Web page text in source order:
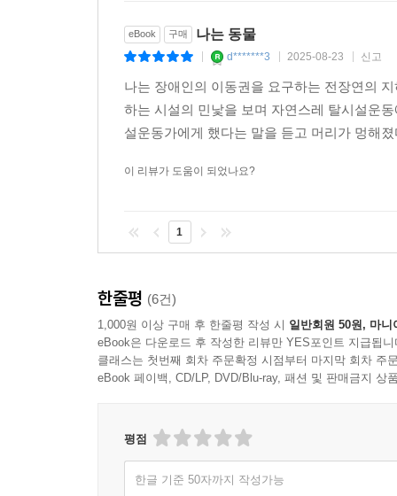
eBook 구매 나는 동물
d*******3 2025-08-23 신고
나는 장애인의 이동권을 요구하는 전장연의
하는 시설의 민낯을 보며 자연스레 탈시설운
설운동가에게 했다는 말을 듣고 머리가 멍해
이 리뷰가 도움이 되었나요?
1
한줄평 (6건)
1,000원 이상 구매 후 한줄평 작성 시 일반회원 50원, 마니
eBook은 다운로드 후 작성한 리뷰만 YES포인트 지급됩니
클래스는 첫번째 회차 주문확정 시점부터 마지막 회차 주
eBook 페이백, CD/LP, DVD/Blu-ray, 패션 및 판매금지 상
평점
한글 기준 50자까지 작성가능